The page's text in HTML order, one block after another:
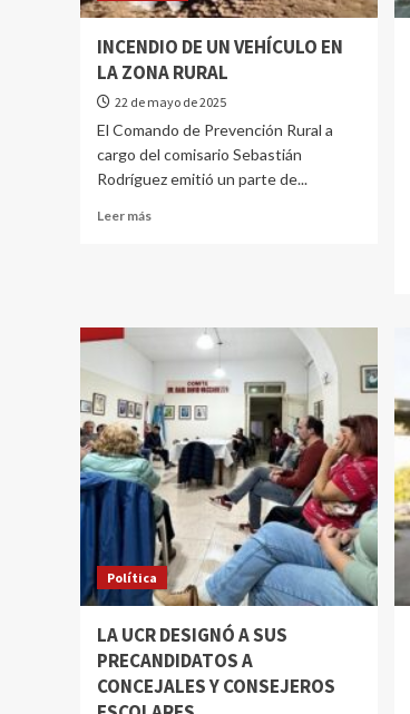
INCENDIO DE UN VEHÍCULO EN
LA ZONA RURAL
22 de mayo de 2025
El Comando de Prevención Rural a
cargo del comisario Sebastián
Rodríguez emitió un parte de...
Leer más
Política
LA UCR DESIGNÓ A SUS
PRECANDIDATOS A
CONCEJALES Y CONSEJEROS